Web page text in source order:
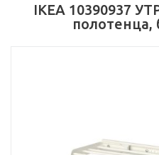
IKEA 10390937
полотенца,